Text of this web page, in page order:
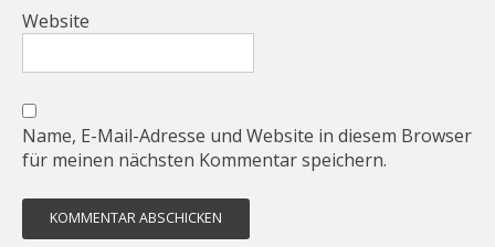
Website
Name, E-Mail-Adresse und Website in diesem Browser
für meinen nächsten Kommentar speichern.